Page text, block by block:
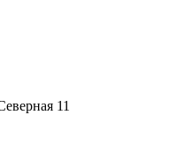
11